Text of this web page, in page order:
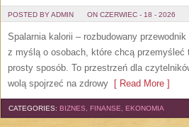
POSTED BY ADMIN ON CZERWIEC - 18 - 2026
Spalarnia kalorii – rozbudowany
z myślą o osobach, które chcą
prosty sposób. To przestrzeń dla
wolą spojrzeć na zdrowy [ Read More ]
CATEGORIES: BIZNES, FINANSE, EKONOMIA